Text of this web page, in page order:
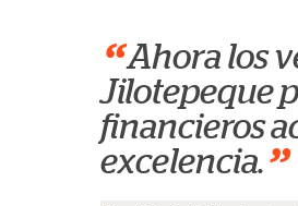
“Ahora los
Jilotepeque
financieros
excelencia.”